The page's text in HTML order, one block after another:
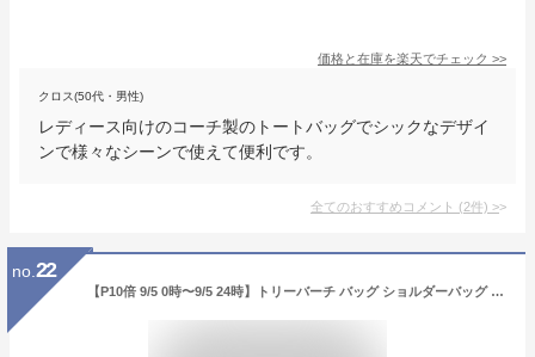
価格と在庫を楽天でチェック >>
クロス(50代・男性)
レディース向けのコーチ製のトートバッグでシックなデザイ
ンで様々なシーンで使えて便利です。
全てのおすすめコメント (2件) >
no. 22
【P10倍 9/5 0時〜9/5 24時】トリーバーチ バッグ ショルダーバッグ エマーソン ベージュ レディース アウトレット TORY BURCH 80901 900【返品OK】